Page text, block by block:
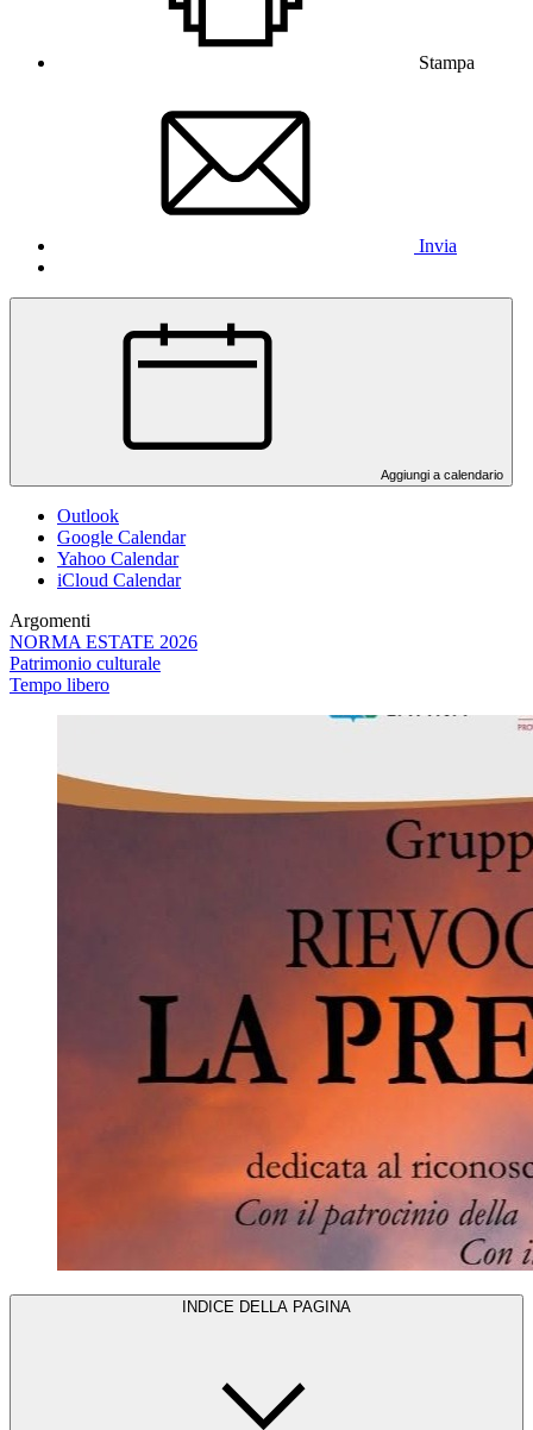
Stampa
Invia
Aggiungi a calendario
Outlook
Google Calendar
Yahoo Calendar
iCloud Calendar
Argomenti
NORMA ESTATE 2026
Patrimonio culturale
Tempo libero
INDICE DELLA PAGINA